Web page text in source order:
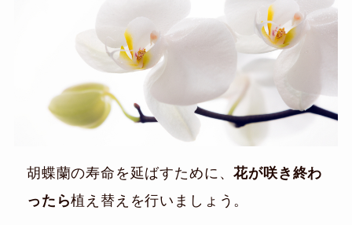
胡蝶蘭の寿命を延ばすために、花が咲き終わ
ったら植え替えを行いましょう。